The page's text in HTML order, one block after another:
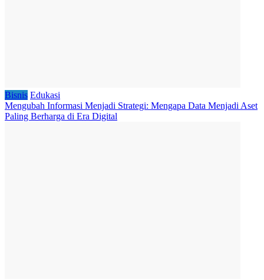
Bisnis Edukasi
Mengubah Informasi Menjadi Strategi: Mengapa Data Menjadi Aset
Paling Berharga di Era Digital